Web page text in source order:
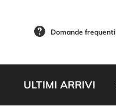
Domande frequenti
ULTIMI ARRIVI